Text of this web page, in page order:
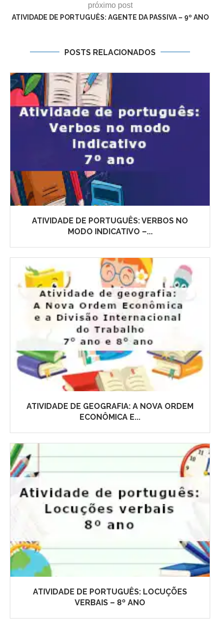
próximo post
ATIVIDADE DE PORTUGUÊS: AGENTE DA PASSIVA – 9º ANO
POSTS RELACIONADOS
ATIVIDADE DE PORTUGUÊS: VERBOS NO
MODO INDICATIVO –...
ATIVIDADE DE GEOGRAFIA: A NOVA ORDEM
ECONÔMICA E...
ATIVIDADE DE PORTUGUÊS: LOCUÇÕES
VERBAIS – 8º ANO